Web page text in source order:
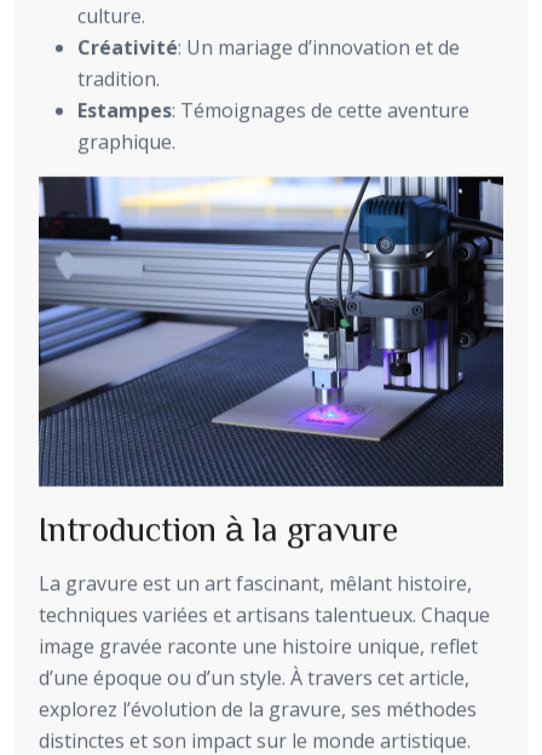
culture.
Créativité: Un mariage d’innovation et de
tradition.
Estampes: Témoignages de cette aventure
graphique.
Introduction à la gravure
La gravure est un art fascinant, mêlant histoire,
techniques variées et artisans talentueux. Chaque
image gravée raconte une histoire unique, reflet
d’une époque ou d’un style. À travers cet article,
explorez l’évolution de la gravure, ses méthodes
distinctes et son impact sur le monde artistique.